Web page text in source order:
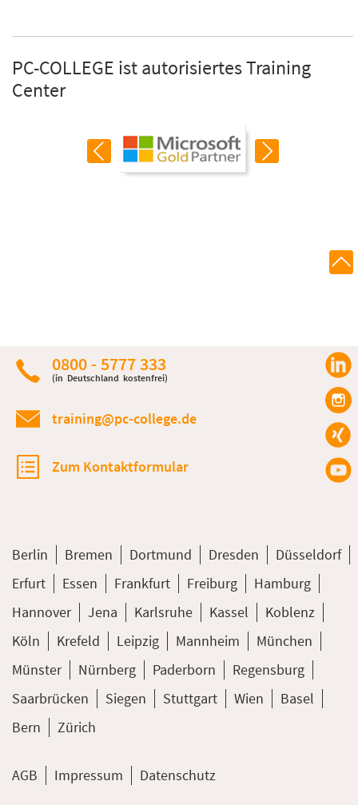
PC-COLLEGE ist autorisiertes Training
Center
0800 - 5777 333
(in Deutschland kostenfrei)
training@pc-college.de
Zum Kontaktformular
Berlin Bremen Dortmund Dresden
Düsseldorf
Erfurt
Essen Frankfurt Freiburg
Hamburg
Hannover
Jena Karlsruhe Kassel
Koblenz
Köln
Krefeld Leipzig Mannheim
München
Münster
Nürnberg Paderborn
Regensburg
Saarbrücken
Siegen Stuttgart Wien
Basel
Bern
Zürich
AGB Impressum
Datenschutz